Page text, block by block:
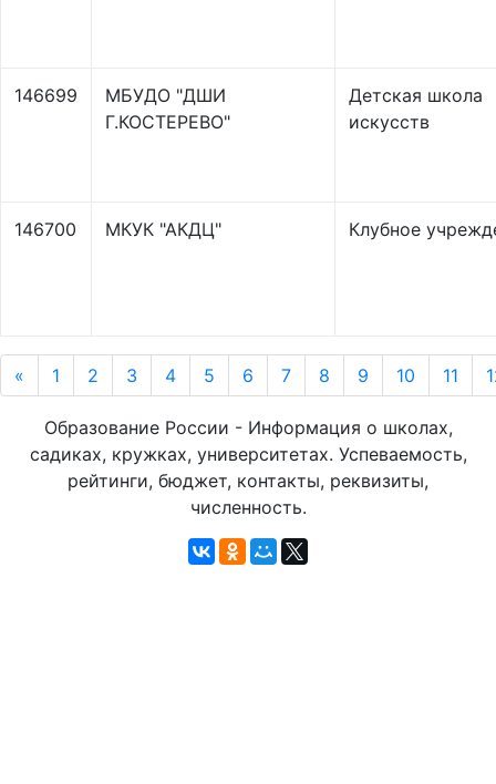
146699
МБУДО "ДШИ
Г.КОСТЕРЕВО"
Детская школа
искусств
146700 МКУК "АКДЦ" Клубное
« 1 2 3 4 5 6 7 8 9 10 11
Образование России - Информация о школах,
садиках, кружках, университетах. Успеваемость,
рейтинги, бюджет, контакты, реквизиты,
численность.